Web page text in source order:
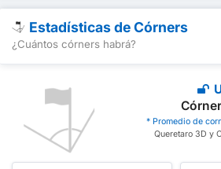
Estadísticas de Córners
¿Cuántos córners habrá?
* Promedio de
Queretaro 3D y